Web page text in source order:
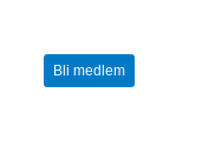
Bli medlem